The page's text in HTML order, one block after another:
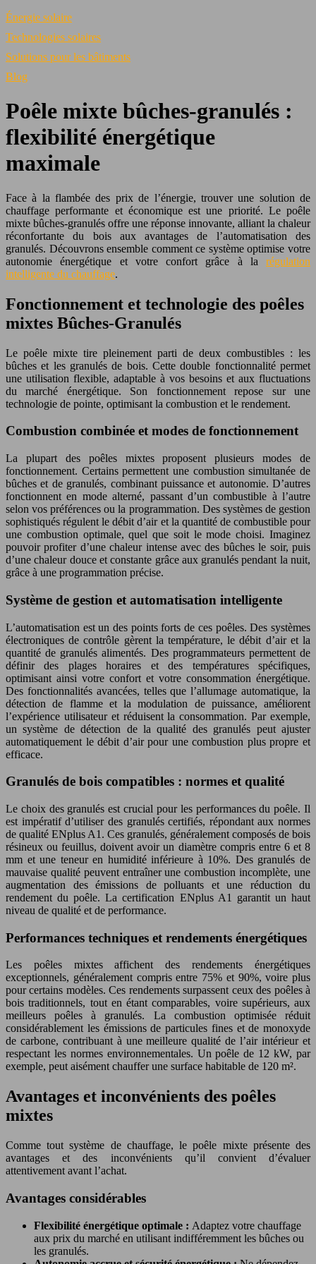
Énergie solaire
Technologies solaires
Solutions pour les bâtiments
Blog
Poêle mixte bûches-granulés :
flexibilité énergétique
maximale
Face à la flambée des prix de l’énergie, trouver une solution de
chauffage performante et économique est une priorité. Le poêle
mixte bûches-granulés offre une réponse innovante, alliant la chaleur
réconfortante du bois aux avantages de l’automatisation des
granulés. Découvrons ensemble comment ce système optimise votre
autonomie énergétique et votre confort grâce à la régulation
intelligente du chauffage.
Fonctionnement et technologie des poêles
mixtes Bûches-Granulés
Le poêle mixte tire pleinement parti de deux combustibles : les
bûches et les granulés de bois. Cette double fonctionnalité permet
une utilisation flexible, adaptable à vos besoins et aux fluctuations
du marché énergétique. Son fonctionnement repose sur une
technologie de pointe, optimisant la combustion et le rendement.
Combustion combinée et modes de fonctionnement
La plupart des poêles mixtes proposent plusieurs modes de
fonctionnement. Certains permettent une combustion simultanée de
bûches et de granulés, combinant puissance et autonomie. D’autres
fonctionnent en mode alterné, passant d’un combustible à l’autre
selon vos préférences ou la programmation. Des systèmes de gestion
sophistiqués régulent le débit d’air et la quantité de combustible pour
une combustion optimale, quel que soit le mode choisi. Imaginez
pouvoir profiter d’une chaleur intense avec des bûches le soir, puis
d’une chaleur douce et constante grâce aux granulés pendant la nuit,
grâce à une programmation précise.
Système de gestion et automatisation intelligente
L’automatisation est un des points forts de ces poêles. Des systèmes
électroniques de contrôle gèrent la température, le débit d’air et la
quantité de granulés alimentés. Des programmateurs permettent de
définir des plages horaires et des températures spécifiques,
optimisant ainsi votre confort et votre consommation énergétique.
Des fonctionnalités avancées, telles que l’allumage automatique, la
détection de flamme et la modulation de puissance, améliorent
l’expérience utilisateur et réduisent la consommation. Par exemple,
un système de détection de la qualité des granulés peut ajuster
automatiquement le débit d’air pour une combustion plus propre et
efficace.
Granulés de bois compatibles : normes et qualité
Le choix des granulés est crucial pour les performances du poêle. Il
est impératif d’utiliser des granulés certifiés, répondant aux normes
de qualité ENplus A1. Ces granulés, généralement composés de bois
résineux ou feuillus, doivent avoir un diamètre compris entre 6 et 8
mm et une teneur en humidité inférieure à 10%. Des granulés de
mauvaise qualité peuvent entraîner une combustion incomplète, une
augmentation des émissions de polluants et une réduction du
rendement du poêle. La certification ENplus A1 garantit un haut
niveau de qualité et de performance.
Performances techniques et rendements énergétiques
Les poêles mixtes affichent des rendements énergétiques
exceptionnels, généralement compris entre 75% et 90%, voire plus
pour certains modèles. Ces rendements surpassent ceux des poêles à
bois traditionnels, tout en étant comparables, voire supérieurs, aux
meilleurs poêles à granulés. La combustion optimisée réduit
considérablement les émissions de particules fines et de monoxyde
de carbone, contribuant à une meilleure qualité de l’air intérieur et
respectant les normes environnementales. Un poêle de 12 kW, par
exemple, peut aisément chauffer une surface habitable de 120 m².
Avantages et inconvénients des poêles
mixtes
Comme tout système de chauffage, le poêle mixte présente des
avantages et des inconvénients qu’il convient d’évaluer
attentivement avant l’achat.
Avantages considérables
Flexibilité énergétique optimale : Adaptez votre chauffage
aux prix du marché en utilisant indifféremment les bûches ou
les granulés.